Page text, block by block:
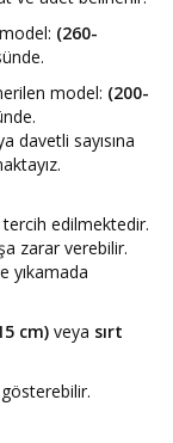
(260-
model: (200-
davetli sayısına
tercih edilmektedir.
zarar verebilir.
yıkamada
cm) veya sırt